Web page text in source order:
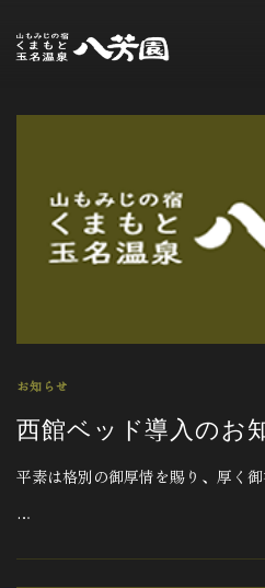
お知らせ
西館ベッド導入のお
平素は格別の御厚情を賜り、厚く
…